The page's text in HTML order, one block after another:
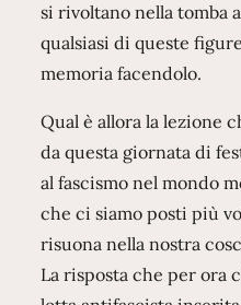
si rivoltano nella tomba
qualsiasi di queste
memoria facendolo.
Qual è allora la lezione
da questa giornata di
al fascismo nel mondo
che ci siamo posti più
risuona nella nostra
La risposta che per ora